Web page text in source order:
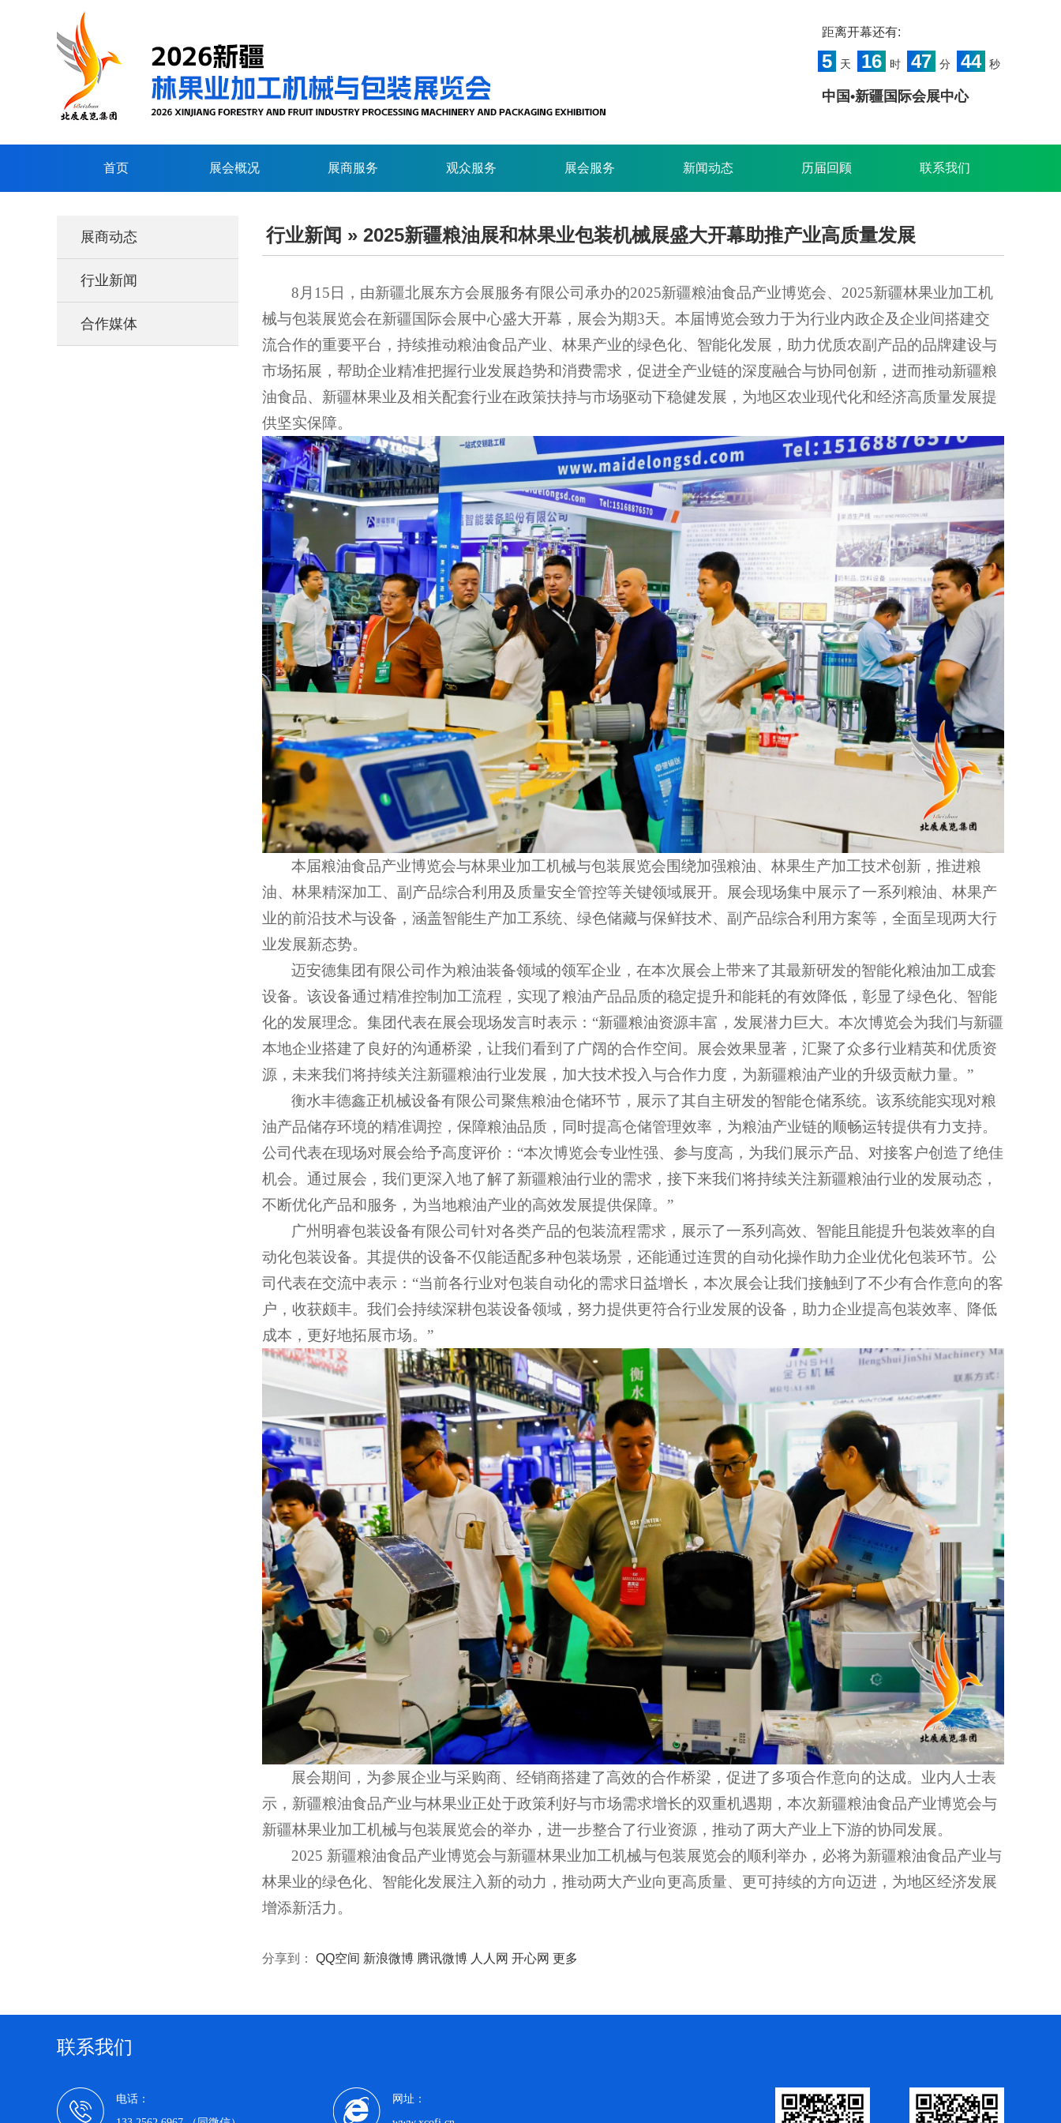
距离开幕还有:
5 天 16 时 47 分 42 秒
中国•新疆国际会展中心
首页 展会概况 展商服务 观众服务 展会服务 新闻动态 历届回顾 联系我们
展商动态
行业新闻
合作媒体
行业新闻 » 2025新疆粮油展和林果业包装机械展盛大开幕助推产业高质量发展
8月15日，由新疆北展东方会展服务有限公司承办的2025新疆粮油食品产业博览会、 2025新疆林果业加工机
械与包装展览会在新疆国际会展中心盛大开幕 ， 展会为期3天。 本届博览会致力于为行业内政企及企业间搭建交
流合作的重要平台，持续推动粮油食品产业、林果产业的绿色化、智能化发展，助力优质农副 产品的品牌建设与
市场拓展，帮助企业精准把握行业发展趋势和消费需求，促进全产业链的深度融合与协同创新，进而推动新疆粮
油食品、新疆林果业及相关配套行业在政策扶持与市场驱动下稳健发展，为地区农业现代化和经济高质量发展提
供坚实保障。
本届粮油食品产业博览会与林果业加工机械与包装展览会围绕加强粮油、林果生产加工技术创新，推进粮
油、林果精深加工、副产品综合利用及质量安全管控等关键领域展开。展会现场集中展示了一系列粮油、林果产
业的前沿技术与设备，涵盖智能生产加工系统、绿色储藏与保鲜技术、副产品综合利用方案等，全面呈现两大行
业发展新态势。
迈安德集团有限公司作为粮油装备领域的领军企业，在本次展会上带来了其最新研发的智能化粮油加工成套
设备。该设备通过精准控制加工流程，实现了粮油产品品质的稳定提升和能耗的有效降低，彰显了绿色化、智能
化的发展理念。集团代表在展会现场发言时表示： “新疆粮油资源丰富，发展潜力巨大。本次博览会为我们与新疆
本地企业搭建了良好的沟通桥梁，让我们看到了广阔的合作空间。展会效果显著，汇聚了众多行业精英和优质资
源，未来我们将持续关注新疆粮油行业发展，加大技术投入与合作力度，为新疆粮油产业的升级贡献力量。”
衡水丰德鑫正机械设备有限公司聚焦粮油仓储环节，展示了其自主研发的智能仓储系统。该系统能实现对粮
油产品储存环境的精准调控，保障粮油品质，同时提高仓储管理效率，为粮油产业链的顺畅运转提供有力支持。
公司代表在现场对展会给予高度评价： “本次博览会专业性强、参与度高，为我们展示产品、对接客户创造了绝佳
机会。通过展会，我们更深入地了解了新疆粮油行业的需求，接下来我们将持续关注新疆粮油行业的发展动态，
不断优化产品和服务，为当地粮油产业的高效发展提供保障。”
广州明睿包装设备有限公司针对各类产品的包装流程需求，展示了一系列高效、智能且能提升包装效率的自
动化包装设备。其提供的设备不仅能适配多种包装场景，还能通过连贯的自动化操作助力企业优化包装环节。公
司代表在交流中表示： “当前各行业对包装自动化的需求日益增长，本次展会让我们接触到了不少有合作意向的客
户，收获颇丰。我们会持续深耕包装设备领域，努力提供更符合行业发展的设备，助力企业提高包装效率、降低
成本，更好地拓展市场。”
展会期间，为参展企业与采购商、经销商搭建了高效的合作桥梁，促进了多项合作意向的达成。业内人士表
示，新疆粮油食品产业与林果业正处于政策利好与市场需求增长的双重机遇期，本次新疆粮油食品产业博览会与
新疆林果业加工机械与包装展览会的举办，进一步整合了行业资源，推动了两大产业上下游的协同发展。
2025 新疆粮油食品产业博览会与新疆林果业加工机械与包装展览会的顺利举办，必将为新疆粮油食品产业与
林果业的绿色化、智能化发展注入新的动力，推动两大产业向更高质量、更可持续的方向迈进，为地区经济发展
增添新活力。
分享到： QQ空间 新浪微博 腾讯微博 人人网 开心网 更多
联系我们
电话：
网址：